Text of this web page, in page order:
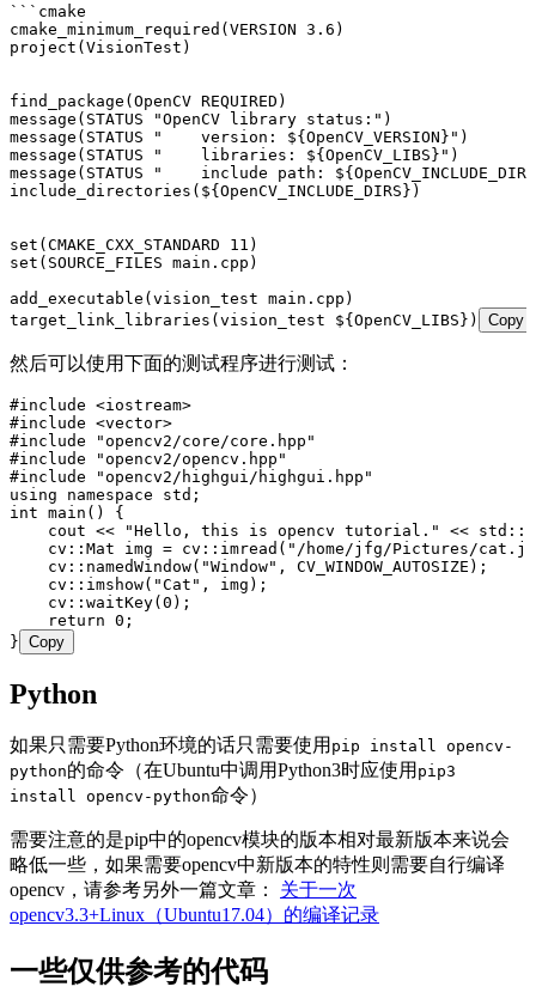
```cmake
cmake_minimum_required(VERSION 3.6)
project(VisionTest)
find_package(OpenCV REQUIRED)
message(STATUS "OpenCV library status:")
message(STATUS "    version: ${OpenCV_VERSION}")
message(STATUS "    libraries: ${OpenCV_LIBS}")
message(STATUS "    include path:
include_directories(${OpenCV_INCLUDE_DIRS})
set(CMAKE_CXX_STANDARD 11)
set(SOURCE_FILES main.cpp)
add_executable(vision_test main.cpp)
target_link_libraries(vision_test ${OpenCV_LIBS})
Copy
然后可以使用下面的测试程序进行测试：
#include <iostream>
#include <vector>
#include "opencv2/core/core.hpp"
#include "opencv2/opencv.hpp"
#include "opencv2/highgui/highgui.hpp"
using namespace std;
int main() {
cout << "Hello, this is opencv tutorial." <<
cv::Mat img = cv::imread("/home/jfg/Pictures/
    cv::namedWindow("Window", CV_WINDOW_AUTOSIZE);
    cv::imshow("Cat", img);
    cv::waitKey(0);
    return 0;
} Copy
Python
如果只需要Python环境的话只需要使用 pip install opencv-
python的命令（在Ubuntu中调用Python3时应使用 pip3
install opencv-python命令）
需要注意的是pip中的opencv模块的版本相对最新版本来说会
略低一些，如果需要opencv中新版本的特性则需要自行编译
opencv，请参考另外一篇文章： 关于一次
opencv3.3+Linux（Ubuntu17.04）的编译记录
一些仅供参考的代码